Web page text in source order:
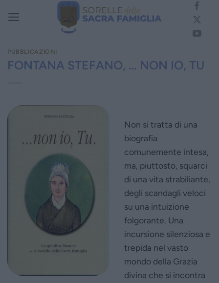
PUBBLICAZIONI
FONTANA STEFANO, … NON IO, TU
Non si tratta di una
biografia
comunemente intesa,
ma, piuttosto, squarci
di una vita strabiliante,
degli scandagli veloci
su una intuizione
folgorante. Una
incursione silenziosa e
trepida nel vasto
mondo della Grazia
divina che si incontra